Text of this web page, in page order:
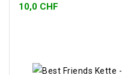
10,0 CHF